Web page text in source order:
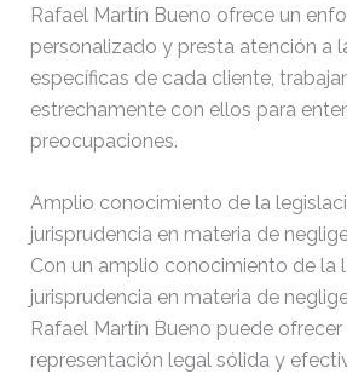
Rafael Martín Bueno ofrece un
personalizado y presta atención a
específicas de cada cliente,
estrechamente con ellos para
preocupaciones.
Amplio conocimiento de la
jurisprudencia en materia de
Con un amplio conocimiento de la
jurisprudencia en materia de
Rafael Martín Bueno puede
representación legal sólida y